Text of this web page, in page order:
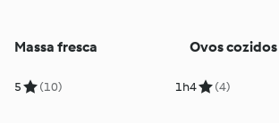
Massa fresca
5 (10) 1h
Ovos cozidos
4 (4)